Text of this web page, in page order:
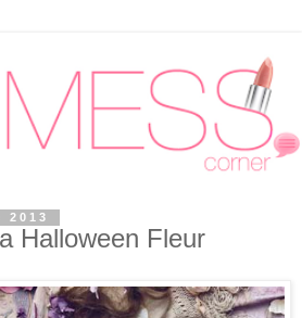
2013
Halloween Fleur